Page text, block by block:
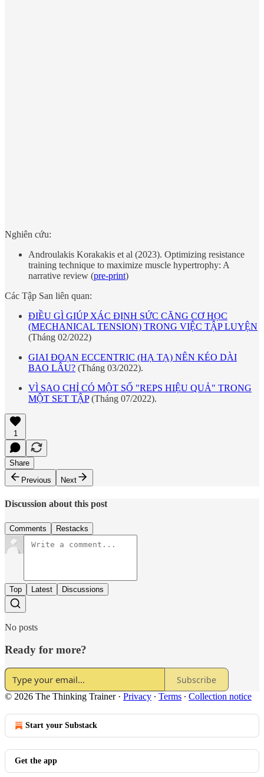
Nghiên cứu:
Androulakis Korakakis et al (2023). Optimizing resistance
training technique to maximize muscle hypertrophy: A
narrative review (pre-print)
Các Tập San liên quan:
ĐIỀU GÌ GIÚP XÁC ĐỊNH SỨC CĂNG CƠ HỌC
(MECHANICAL TENSION) TRONG VIỆC TẬP LUYỆN
(Tháng 02/2022)
GIAI ĐOẠN ECCENTRIC (HẠ TẠ) NÊN KÉO DÀI
BAO LÂU? (Tháng 03/2022).
VÌ SAO CHỈ CÓ MỘT SỐ "REPS HIỆU QUẢ" TRONG
MỘT SET TẬP(Tháng 07/2022).
1
Share
Previous
Next
Discussion about this post
Comments Restacks
Top Latest Discussions
No posts
Ready for more?
Subscribe
© 2026 The Thinking Trainer· Privacy ∙ Terms ∙ Collection notice
Start your Substack
Get the app